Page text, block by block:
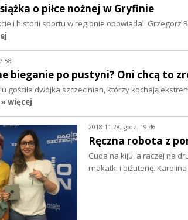
o piłce nożnej w Gryfinie
i historii sportu w regionie opowiadali Grzegorz
bieganie po pustyni? Oni chcą to
gościła dwójka szczecinian, którzy kochają
» więcej
2018-11-28, godz. 19:46
Ręczna robota z
Cuda na kiju, a raczej na
makatki i biżuterię.